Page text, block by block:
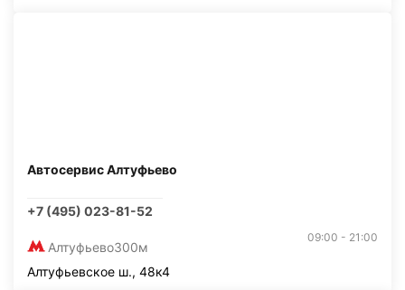
Автосервис Алтуфьево
+7 (495) 023-81-52
Алтуфьево300м
09:00 - 21:00
Алтуфьевское ш., 48к4